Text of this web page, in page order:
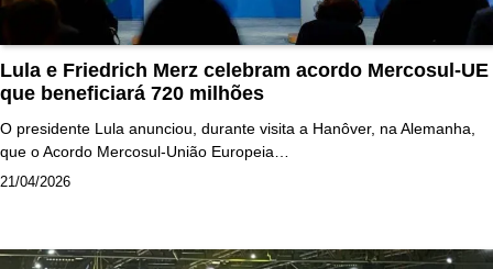
Lula e Friedrich Merz celebram acordo Mercosul-UE
que beneficiará 720 milhões
O presidente Lula anunciou, durante visita a Hanôver, na Alemanha,
que o Acordo Mercosul-União Europeia…
21/04/2026